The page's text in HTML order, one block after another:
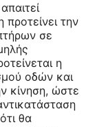
απαιτεί
την
σε
η
οδών και
κίνηση, ώστε
θα